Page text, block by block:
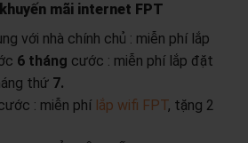
mãi internet FPT
với nhà chính chủ : miễn phí lắp
6 tháng cước : miễn phí lắp đặt
thứ 7.
: miễn phí lắp wifi FPT, tặng 2